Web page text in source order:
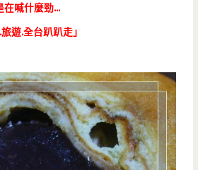
在喊什麼勁…
」